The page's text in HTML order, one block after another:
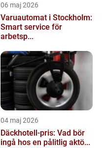
06 maj 2026
Varuautomat i Stockholm:
Smart service för
arbetsp...
04 maj 2026
Däckhotell-pris: Vad bör
ingå hos en pålitlig aktö...